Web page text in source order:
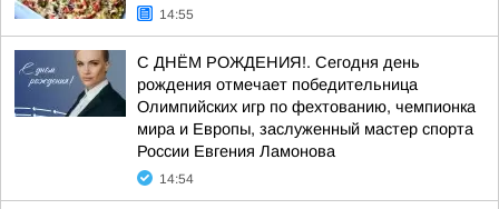
14:55
С ДНЁМ РОЖДЕНИЯ!. Сегодня день
рождения отмечает победительница
Олимпийских игр по фехтованию, чемпионка
мира и Европы, заслуженный мастер спорта
России Евгения Ламонова
14:54